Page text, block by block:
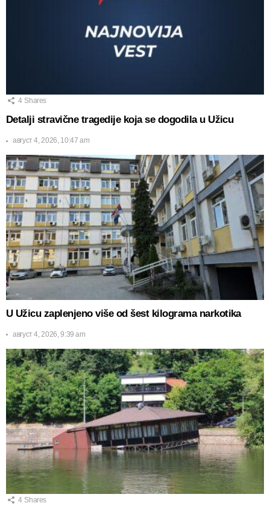
4 Shares
Detalji stravične tragedije koja se dogodila u Užicu
август 4, 2026, 10:47 am
U Užicu zaplenjeno više od šest kilograma narkotika
август 4, 2026, 9:39 am
4 Shares